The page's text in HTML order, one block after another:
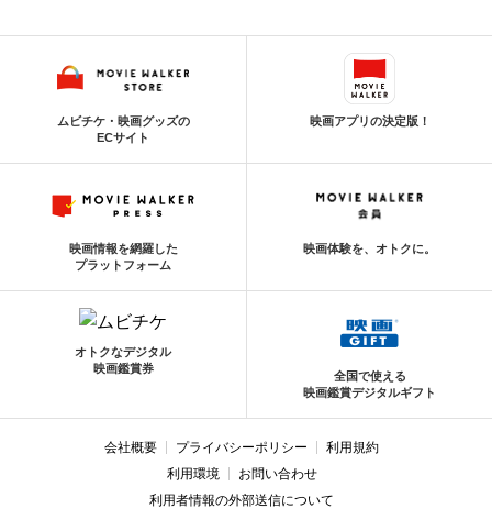
ムビチケ・映画グッズの
ECサイト
映画アプリの決定版！
映画情報を網羅した
プラットフォーム
映画体験を、オトクに。
オトクなデジタル
映画鑑賞券
全国で使える
映画鑑賞デジタルギフト
会社概要 プライバシーポリシー
利用規約
利用環境
お問い合わせ
利用者情報の外部送信について